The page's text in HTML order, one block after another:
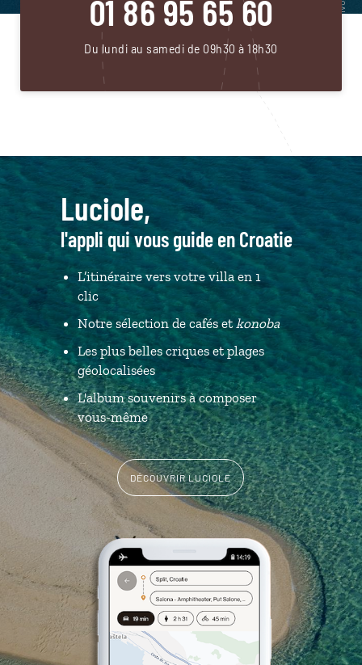
01 86 95 65 60
Du lundi au samedi de 09h30 à 18h30
Luciole,
l'appli qui vous guide en Croatie
L’itinéraire vers votre villa en 1
clic
Notre sélection de cafés et konoba
Les plus belles criques et plages
géolocalisées
L'album souvenirs à composer
vous-même
DÉCOUVRIR LUCIOLE